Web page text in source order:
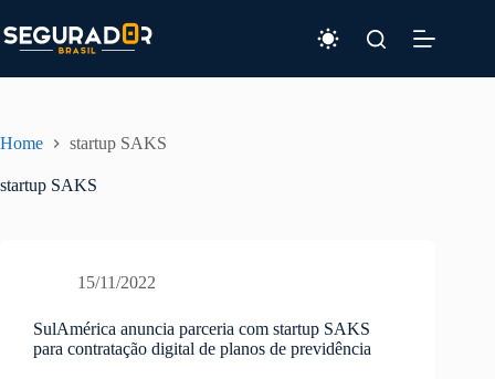
para
o
Home startup SAKS
startup SAKS
15/11/2022
SulAmérica anuncia parceria com startup SAKS
para contratação digital de planos de previdência